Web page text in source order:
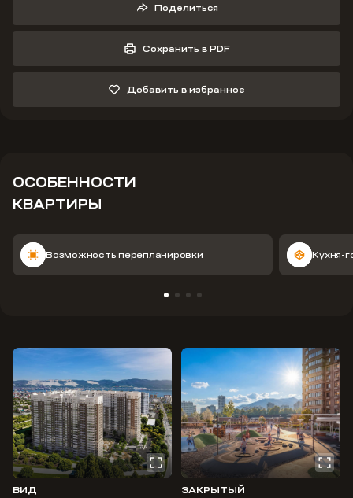
Поделиться
Сохранить в PDF
Добавить в избранное
ОСОБЕННОСТИ
КВАРТИРЫ
Возможность перепланировки Кухня-
ВИД
ЗАКРЫТЫЙ